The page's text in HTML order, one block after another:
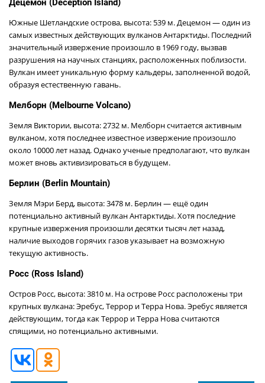
Децемон (Deception Island)
Южные Шетландские острова, высота: 539 м. Децемон — один из
самых известных действующих вулканов Антарктиды. Последний
значительный извержение произошло в 1969 году, вызвав
разрушения на научных станциях, расположенных поблизости.
Вулкан имеет уникальную форму кальдеры, заполненной водой,
образуя естественную гавань.
Мелборн (Melbourne Volcano)
Земля Виктории, высота: 2732 м. Мелборн считается активным
вулканом, хотя последнее известное извержение произошло
около 10000 лет назад. Однако ученые предполагают, что вулкан
может вновь активизироваться в будущем.
Берлин (Berlin Mountain)
Земля Мэри Берд, высота: 3478 м. Берлин — ещё один
потенциально активный вулкан Антарктиды. Хотя последние
крупные извержения произошли десятки тысяч лет назад,
наличие выходов горячих газов указывает на возможную
текущую активность.
Росс (Ross Island)
Остров Росс, высота: 3810 м. На острове Росс расположены три
крупных вулкана: Эребус, Террор и Терра Нова. Эребус является
действующим, тогда как Террор и Терра Нова считаются
спящими, но потенциально активными.